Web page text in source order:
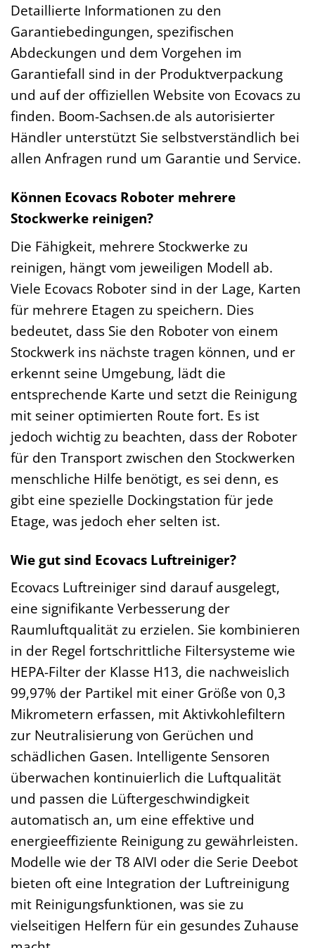
Detaillierte Informationen zu den
Garantiebedingungen, spezifischen
Abdeckungen und dem Vorgehen im
Garantiefall sind in der Produktverpackung
und auf der offiziellen Website von Ecovacs zu
finden. Boom-Sachsen.de als autorisierter
Händler unterstützt Sie selbstverständlich bei
allen Anfragen rund um Garantie und Service.
Können Ecovacs Roboter mehrere
Stockwerke reinigen?
Die Fähigkeit, mehrere Stockwerke zu
reinigen, hängt vom jeweiligen Modell ab.
Viele Ecovacs Roboter sind in der Lage, Karten
für mehrere Etagen zu speichern. Dies
bedeutet, dass Sie den Roboter von einem
Stockwerk ins nächste tragen können, und er
erkennt seine Umgebung, lädt die
entsprechende Karte und setzt die Reinigung
mit seiner optimierten Route fort. Es ist
jedoch wichtig zu beachten, dass der Roboter
für den Transport zwischen den Stockwerken
menschliche Hilfe benötigt, es sei denn, es
gibt eine spezielle Dockingstation für jede
Etage, was jedoch eher selten ist.
Wie gut sind Ecovacs Luftreiniger?
Ecovacs Luftreiniger sind darauf ausgelegt,
eine signifikante Verbesserung der
Raumluftqualität zu erzielen. Sie kombinieren
in der Regel fortschrittliche Filtersysteme wie
HEPA-Filter der Klasse H13, die nachweislich
99,97% der Partikel mit einer Größe von 0,3
Mikrometern erfassen, mit Aktivkohlefiltern
zur Neutralisierung von Gerüchen und
schädlichen Gasen. Intelligente Sensoren
überwachen kontinuierlich die Luftqualität
und passen die Lüftergeschwindigkeit
automatisch an, um eine effektive und
energieeffiziente Reinigung zu gewährleisten.
Modelle wie der T8 AIVI oder die Serie Deebot
bieten oft eine Integration der Luftreinigung
mit Reinigungsfunktionen, was sie zu
vielseitigen Helfern für ein gesundes Zuhause